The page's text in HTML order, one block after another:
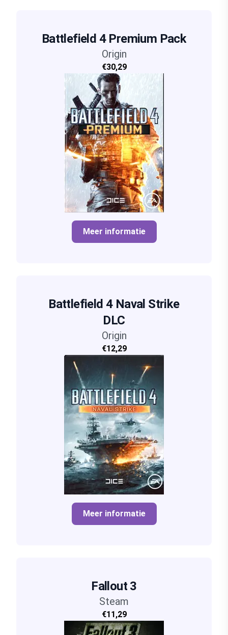
Battlefield 4 Premium Pack
Origin
€30,29
Meer informatie
Battlefield 4 Naval Strike
DLC
Origin
€12,29
Meer informatie
Fallout 3
Steam
€11,29